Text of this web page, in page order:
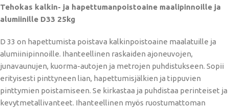
Tehokas kalkin- ja hapettumanpoistoaine maalipinnoille ja
alumiinille D33 25kg
D 33 on hapettumista poistava kalkinpoistoaine maalatuille ja
alumiinipinnoille. Ihanteellinen raskaiden ajoneuvojen,
junavaunujen, kuorma-autojen ja metrojen puhdistukseen. Sopii
erityisesti pinttyneen lian, hapettumisjälkien ja tippuvien
pinttymien poistamiseen. Se kirkastaa ja puhdistaa perinteiset ja
kevytmetallivanteet. Ihanteellinen myös ruostumattoman